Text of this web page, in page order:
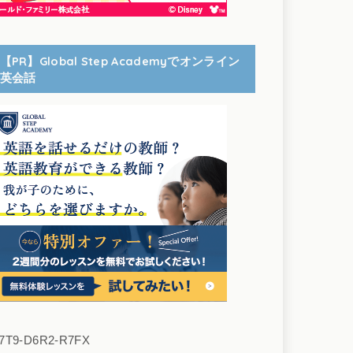
【PR】Global Step Academyでオンライン
英会話
D6R2-R7FX